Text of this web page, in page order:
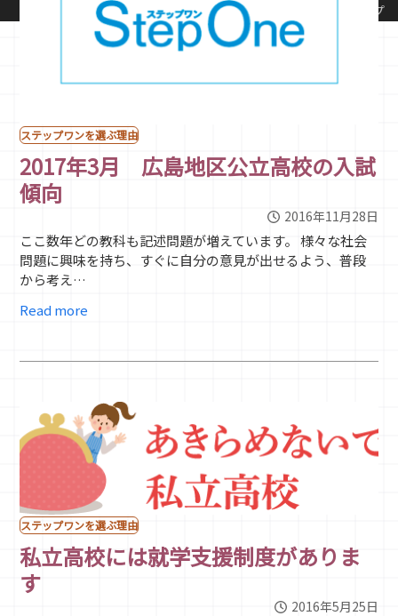
ステップワンを選ぶ理由
2017年3月 広島地区公立高校の入試
傾向
2016年11月28日
ここ数年どの教科も記述問題が増えています。 様々な社会
問題に興味を持ち、すぐに自分の意見が出せるよう、普段
から考え…
Read more
ステップワンを選ぶ理由
私立高校には就学支援制度がありま
す
2016年5月25日
プ